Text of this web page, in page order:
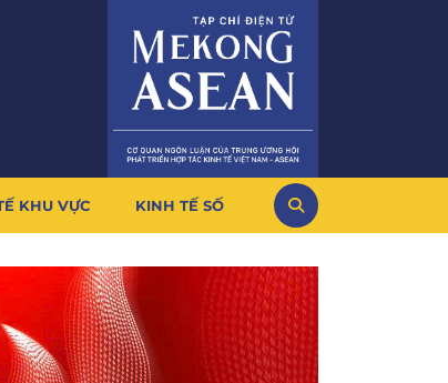
KHU VỰC KINH TẾ SỐ